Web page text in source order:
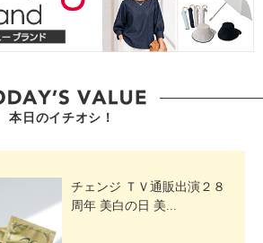
本日のイチオシ！
チェンジ ＴＶ通販出演２８
周年 美白の日 美...